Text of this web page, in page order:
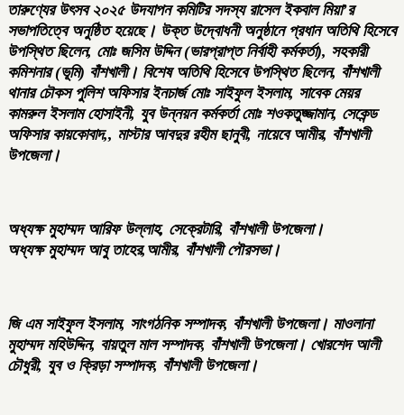
তারুণ্যের উৎসব ২০২৫ উদযাপন কমিটির সদস্য রাসেল ইকবাল মিয়া’র
সভাপতিত্বে অনুষ্ঠিত হয়েছে। উক্ত উদ্বোধনী অনুষ্ঠানে প্রধান অতিথি হিসেবে
উপস্থিত ছিলেন, মোঃ জসিম উদ্দিন (ভারপ্রাপ্ত নির্বাহী কর্মকর্তা), সহকারী
কমিশনার (ভূমি) বাঁশখালী। বিশেষ অতিথি হিসেবে উপস্থিত ছিলেন, বাঁশখালী
থানার চৌকস পুলিশ অফিসার ইনচার্জ মোঃ সাইফুল ইসলাম, সাবেক মেয়র
কামরুল ইসলাম হোসাইনী, যুব উন্নয়ন কর্মকর্তা মোঃ শওকতুজ্জামান, সেকেন্ড
অফিসার কায়কোবাদ,, মাস্টার আবদুর রহীম ছানুবী, নায়েবে আমীর, বাঁশখালী
উপজেলা।
অধ্যক্ষ মুহাম্মদ আরিফ উল্লাহ, সেক্রেটারি, বাঁশখালী উপজেলা।
অধ্যক্ষ মুহাম্মদ আবু তাহের,আমীর, বাঁশখালী পৌরসভা।
জি এম সাইফুল ইসলাম, সাংগঠনিক সম্পাদক, বাঁশখালী উপজেলা। মাওলানা
মুহাম্মদ মহিউদ্দিন, বায়তুল মাল সম্পাদক, বাঁশখালী উপজেলা। খোরশেদ আলী
চৌধুরী, যুব ও ক্রিড়া সম্পাদক, বাঁশখালী উপজেলা।